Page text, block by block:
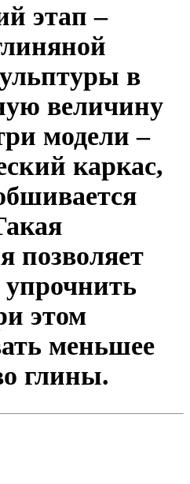
этап –
в
величину
модели –
каркас,
позволяет
этом
меньшее
глины.